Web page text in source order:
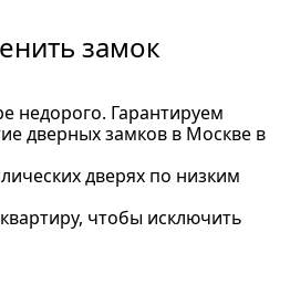
замок
недорого. Гарантируем
дверных замков в Москве в
дверях по низким
чтобы исключить